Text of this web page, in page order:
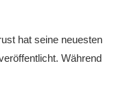
hat seine neuesten
Während